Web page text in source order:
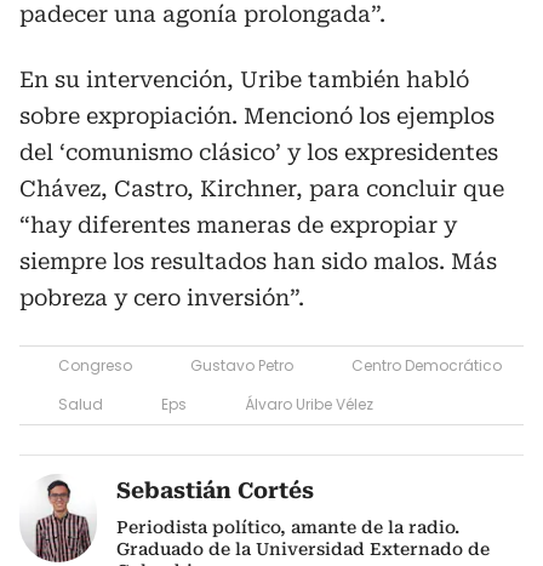
padecer una agonía prolongada”.
En su intervención, Uribe también habló
sobre expropiación. Mencionó los ejemplos
del ‘comunismo clásico’ y los expresidentes
Chávez, Castro, Kirchner, para concluir que
“hay diferentes maneras de expropiar y
siempre los resultados han sido malos. Más
pobreza y cero inversión”.
Congreso Gustavo Petro
Centro Democrático
Salud
Eps Álvaro Uribe Vélez
Sebastián Cortés
Periodista político, amante de la radio.
Graduado de la Universidad Externado de